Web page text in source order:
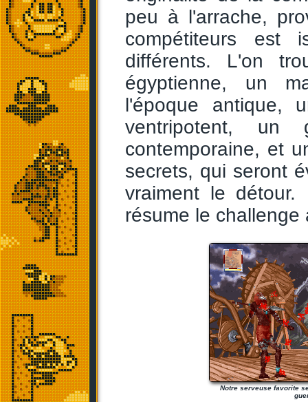
peu à l'arrache,
compétiteurs est
différents. L'on
égyptienne, un
l'époque antique,
ventripotent, un
contemporaine, et
secrets, qui seront
vraiment le détour.
résume le challenge
Notre serveuse favorite